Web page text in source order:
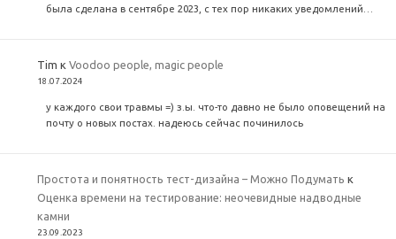
была сделана в сентябре 2023, с тех пор никаких уведомлений…
Tim кVoodoo people, magic people
18.07.2024
у каждого свои травмы =) з.ы. что-то давно не было оповещений на
почту о новых постах. надеюсь сейчас починилось
Простота и понятность тест-дизайна – Можно Подумать к
Оценка времени на тестирование: неочевидные надводные
камни
23.09.2023